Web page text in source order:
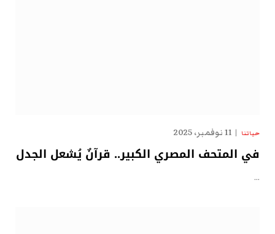
حياتنا 11 نوفمبر، 2025
في المتحف المصري الكبير.. قرآنٌ يُشعل الجدل
…